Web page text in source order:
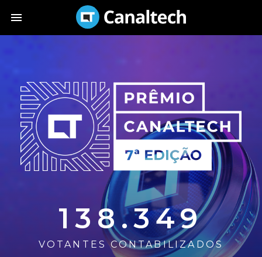
138.349
VOTANTES CONTABILIZADOS